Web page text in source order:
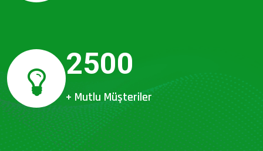
2500
+ Mutlu Müşteriler